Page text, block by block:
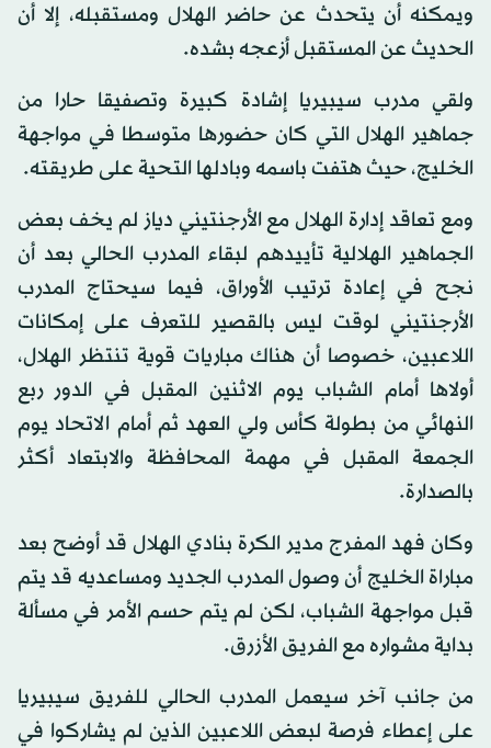
ويمكنه أن يتحدث عن حاضر الهلال ومستقبله، إلا أن
الحديث عن المستقبل أزعجه بشده.
ولقي مدرب سيبيريا إشادة كبيرة وتصفيقا حارا من
جماهير الهلال التي كان حضورها متوسطا في مواجهة
الخليج، حيث هتفت باسمه وبادلها التحية على طريقته.
ومع تعاقد إدارة الهلال مع الأرجنتيني دياز لم يخف بعض
الجماهير الهلالية تأييدهم لبقاء المدرب الحالي بعد أن
نجح في إعادة ترتيب الأوراق، فيما سيحتاج المدرب
الأرجنتيني لوقت ليس بالقصير للتعرف على إمكانات
اللاعبين، خصوصا أن هناك مباريات قوية تنتظر الهلال،
أولاها أمام الشباب يوم الاثنين المقبل في الدور ربع
النهائي من بطولة كأس ولي العهد ثم أمام الاتحاد يوم
الجمعة المقبل في مهمة المحافظة والابتعاد أكثر
بالصدارة.
وكان فهد المفرج مدير الكرة بنادي الهلال قد أوضح بعد
مباراة الخليج أن وصول المدرب الجديد ومساعديه قد يتم
قبل مواجهة الشباب، لكن لم يتم حسم الأمر في مسألة
بداية مشواره مع الفريق الأزرق.
من جانب آخر سيعمل المدرب الحالي للفريق سيبيريا
على إعطاء فرصة لبعض اللاعبين الذين لم يشاركوا في